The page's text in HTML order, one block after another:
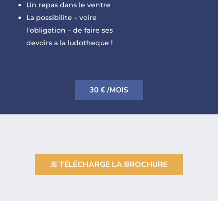
Un repas dans le ventre
La possibilite – voire
l’obligation – de faire ses
devoirs a la ludotheque !
30 € /MOIS
JE TÉLÉCHARGE LA BROCHURE